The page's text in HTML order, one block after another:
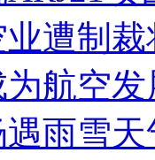
遭制
航空
雨雪